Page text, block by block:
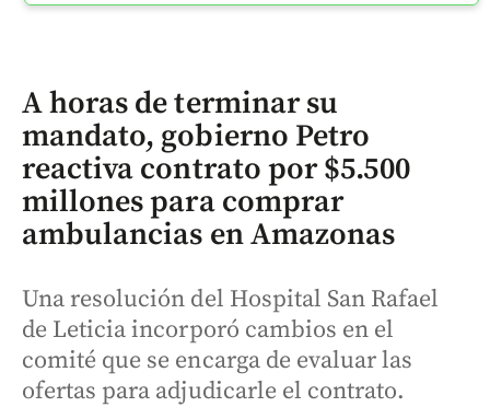
A horas de terminar su
mandato, gobierno Petro
reactiva contrato por $5.500
millones para comprar
ambulancias en Amazonas
Una resolución del Hospital San Rafael
de Leticia incorporó cambios en el
comité que se encarga de evaluar las
ofertas para adjudicarle el contrato.